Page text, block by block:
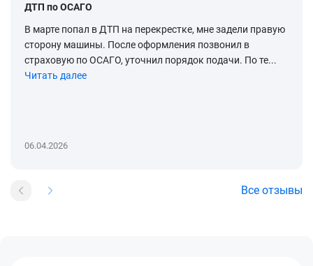
ДТП по ОСАГО
В марте попал в ДТП на перекрестке, мне задели правую
сторону машины. После оформления позвонил в
страховую по ОСАГО, уточнил порядок подачи. По те...
Читать далее
06.04.2026
Все отзывы